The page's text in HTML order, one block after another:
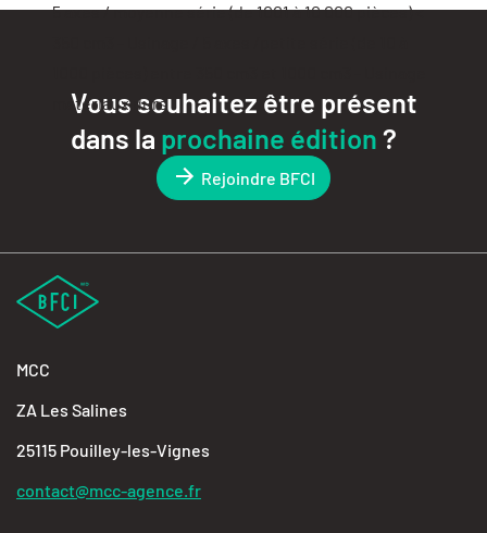
5 axes / moyenne série (de 1001 à 10 000 pièces) <
matériaux durs
Vous souhaitez être présent
dans la prochaine édition?
Rejoindre BFCI
MCC
ZA Les Salines
25115 Pouilley-les-Vignes
contact@mcc-agence.fr